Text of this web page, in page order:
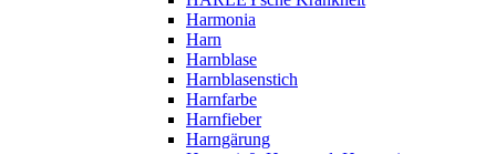
Harmonia
Harn
Harnblase
Harnblasenstich
Harnfarbe
Harnfieber
Harngärung